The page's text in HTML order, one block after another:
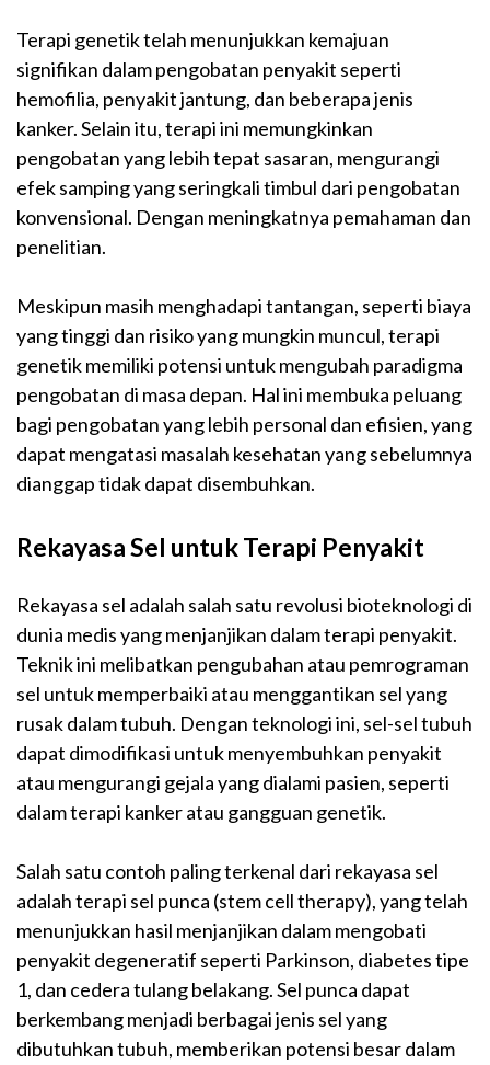
Terapi genetik telah menunjukkan kemajuan
signifikan dalam pengobatan penyakit seperti
hemofilia, penyakit jantung, dan beberapa jenis
kanker. Selain itu, terapi ini memungkinkan
pengobatan yang lebih tepat sasaran, mengurangi
efek samping yang seringkali timbul dari pengobatan
konvensional. Dengan meningkatnya pemahaman dan
penelitian.
Meskipun masih menghadapi tantangan, seperti biaya
yang tinggi dan risiko yang mungkin muncul, terapi
genetik memiliki potensi untuk mengubah paradigma
pengobatan di masa depan. Hal ini membuka peluang
bagi pengobatan yang lebih personal dan efisien, yang
dapat mengatasi masalah kesehatan yang sebelumnya
dianggap tidak dapat disembuhkan.
Rekayasa Sel untuk Terapi Penyakit
Rekayasa sel adalah salah satu revolusi bioteknologi di
dunia medisyang menjanjikan dalam terapi penyakit.
Teknik ini melibatkan pengubahan atau pemrograman
sel untuk memperbaiki atau menggantikan sel yang
rusak dalam tubuh. Dengan teknologi ini, sel-sel tubuh
dapat dimodifikasi untuk menyembuhkan penyakit
atau mengurangi gejala yang dialami pasien, seperti
dalam terapi kanker atau gangguan genetik.
Salah satu contoh paling terkenal dari rekayasa sel
adalah terapi sel punca (stem cell therapy), yang telah
menunjukkan hasil menjanjikan dalam mengobati
penyakit degeneratif seperti Parkinson, diabetes tipe
1, dan cedera tulang belakang. Sel punca dapat
berkembang menjadi berbagai jenis sel yang
dibutuhkan tubuh, memberikan potensi besar dalam